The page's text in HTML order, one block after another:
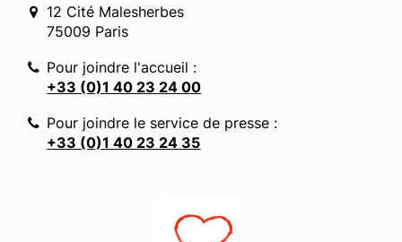
12 Cité Malesherbes
75009 Paris
Pour joindre l'accueil :
+33 (0)1 40 23 24 00
Pour joindre le service de presse :
+33 (0)1 40 23 24 35